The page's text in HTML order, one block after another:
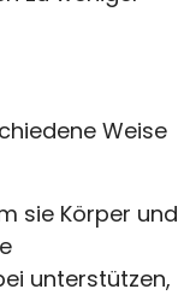
Weise
sie Körper und
unterstützen,